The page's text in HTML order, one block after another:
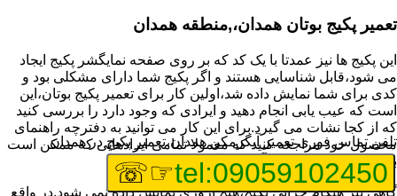
تعمیر پکیج بوتان همدان،,منطقه همدان
این پکیج ها نیز عمدتا با یک کد که بر روی صفحه نمایگشر پکیج ایجاد
می شود،قابل شناسایی هستند و اگر پکیج شما دارای مشکلی بود و
کدی برای شما نمایش داده شد،اولین کار برای تعمیر پکیج بوتان،این
است که عیب یابی انجام دهید و ایرادی که وجود دارد را بررسی کنید
که از کجا نشات می گیرد.برای این کار می توانید به دفترچه راهنمای
محصول خود مراجعه کنید که معمولا تمامی ایرادهایی که ممکن است
برای پکیج پیش بیاید در آن قرار گرفته است.
گاهی نیز هنگام خرابی پکیج،هیچ اروری نمایش داده نمی شود.در واقع
تلفن تماس فوریتعمیر آبگرمکن همدان،تعمیر پکیج در همدان
tel:09059102450
☞☏